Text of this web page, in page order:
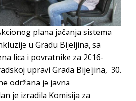
izdavanje PONOSNE KARTICE
za preduzetnika - Vera Ujić
ZA PRIJAVU NEPROPISNOG
OTPADA UZ DODJELU
NAGRADE
plana jačanja sistema
u Gradu Bijeljina, sa
lica i povratnike za 2016-
upravi Grada Bijeljina, 30.
održana je javna
je izradila Komisija za